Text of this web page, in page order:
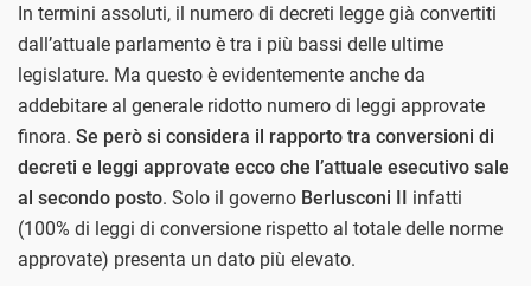
In termini assoluti, il numero di decreti legge già convertiti
dall’attuale parlamento è tra i più bassi delle ultime
legislature. Ma questo è evidentemente anche da
addebitare al generale ridotto numero di leggi approvate
finora. Se però si considera il rapporto tra conversioni di
decreti e leggi approvate ecco che l’attuale esecutivo sale
al secondo posto. Solo il governo Berlusconi II infatti
(100% di leggi di conversione rispetto al totale delle norme
approvate) presenta un dato più elevato.